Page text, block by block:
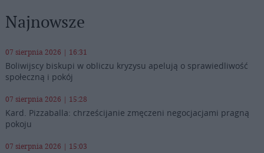
Najnowsze
07 sierpnia 2026 | 16:31
Boliwijscy biskupi w obliczu kryzysu apelują o sprawiedliwość
społeczną i pokój
07 sierpnia 2026 | 15:28
Kard. Pizzaballa: chrześcijanie zmęczeni negocjacjami pragną
pokoju
07 sierpnia 2026 | 15:03